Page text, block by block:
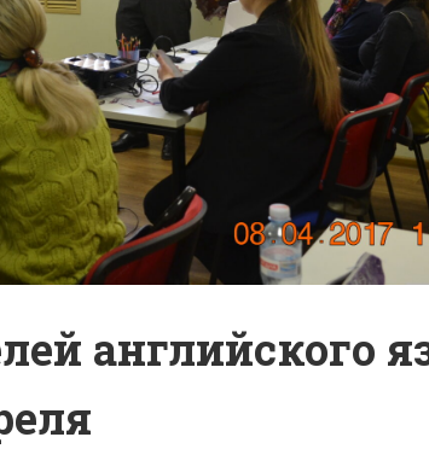
английского